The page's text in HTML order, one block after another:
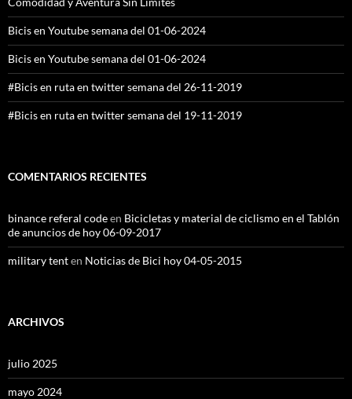
Bicis en Youtube semana del 01-06-2024
Bicis en Youtube semana del 01-06-2024
#Bicis en ruta en twitter semana del 26-11-2019
#Bicis en ruta en twitter semana del 19-11-2019
COMENTARIOS RECIENTES
binance referal codeen Bicicletas y material de ciclismo en el Tablón
de anuncios de hoy 06-09-2017
military tenten Noticias de Bici hoy 04-05-2015
ARCHIVOS
julio 2025
mayo 2024